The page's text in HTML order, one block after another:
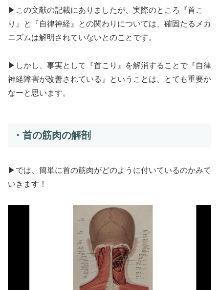
▶この文献の記載にありましたが、実際のところ『首こ
り』と『自律神経』との関わりについては、確固たるメカ
ニズムは解明されていないとのことです。
▶しかし、事実として『首こり』を解消することで『自律
神経障害が改善されている』ということは、とても重要か
なーと思います。
・首の筋肉の解剖
▶では、簡単に首の筋肉がどのように付いているのかみて
いきます！